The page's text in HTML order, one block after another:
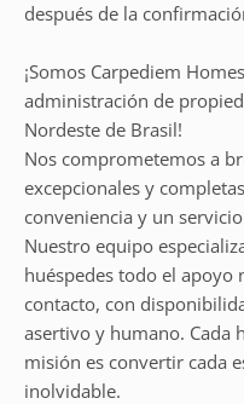
después de la
¡Somos Carpediem
administración de
Nordeste de Brasil!
Nos comprometemos a
excepcionales y
conveniencia y un
Nuestro equipo
huéspedes todo el apoyo
contacto, con
asertivo y humano. Cada
misión es convertir cada
inolvidable.